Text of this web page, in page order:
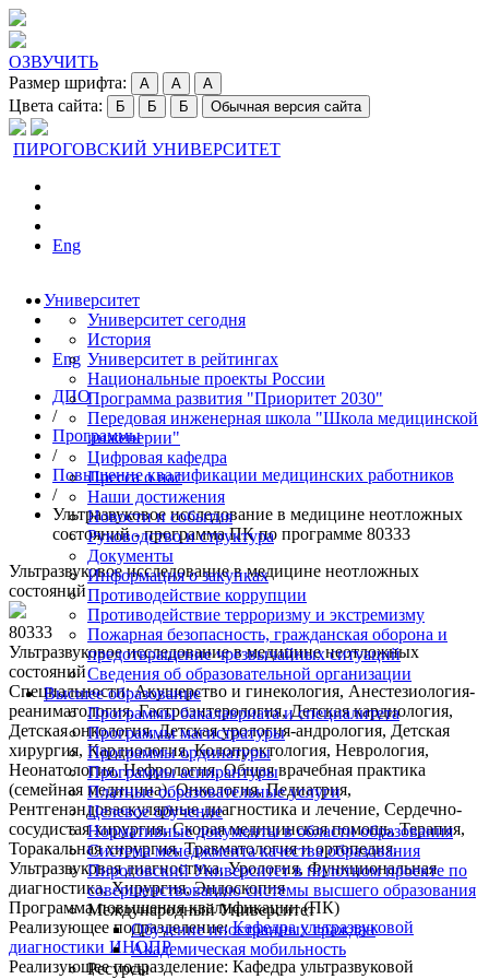
ОЗВУЧИТЬ
Размер шрифта:
A A A
Цвета сайта: Б Б Б Обычная версия сайта
ПИРОГОВСКИЙ УНИВЕРСИТЕТ
Eng
Университет
Университет сегодня
История
Университет в рейтингах
Национальные проекты России
Программа развития "Приоритет 2030"
Передовая инженерная школа "Школа медицинской
инженерии"
Цифровая кафедра
Пресса о нас
Наши достижения
Новости и события
Руководство и структура
Документы
Информация о закупках
Противодействие коррупции
Противодействие терроризму и экстремизму
Пожарная безопасность, гражданская оборона и
предотвращение чрезвычайных ситуаций
Сведения об образовательной организации
Высшее образование
Программы бакалавриата и специалитета
Программы магистратуры
Программы ординатуры
Программы аспирантуры
Платные образовательные услуги
Целевое обучение
Нормативные документы в области образования
Система менеджмента качества образования
Пироговский Университет в пилотном проекте по
совершенствованию системы высшего образования
Международный Университет
Обучение иностранных граждан
Академическая мобильность
Ресурсы
Eng
ДПО
/
Программы
/
Повышение квалификации медицинских работников
/
Ультразвуковое исследование в медицине неотложных
состояний - программа ПК по программе 80333
Ультразвуковое исследование в медицине неотложных
состояний
80333
Ультразвуковое исследование в медицине неотложных
состояний
Специальности:Акушерство и гинекология, Анестезиология-
реаниматология, Гастроэнтерология, Детская кардиология,
Детская онкология, Детская урология-андрология, Детская
хирургия, Кардиология, Колопроктология, Неврология,
Неонатология, Нефрология, Общая врачебная практика
(семейная медицина), Онкология, Педиатрия,
Рентгенэндоваскулярные диагностика и лечение, Сердечно-
сосудистая хирургия, Скорая медицинская помощь, Терапия,
Торакальная хирургия, Травматология и ортопедия,
Ультразвуковая диагностика, Урология, Функциональная
диагностика, Хирургия, Эндоскопия
Программа повышения квалификации (ПК)
Реализующее подразделение:Кафедра ультразвуковой
диагностики ИНОПР
Реализующее подразделение: Кафедра ультразвуковой